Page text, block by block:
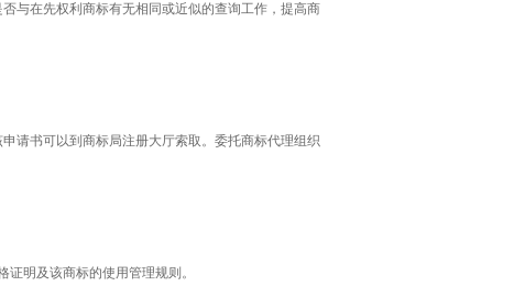
在先权利商标有无相同或近似的查询工作，提高商
书可以到商标局注册大厅索取。委托商标代理组织
明及该商标的使用管理规则。